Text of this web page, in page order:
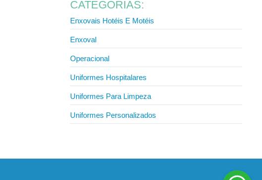
CATEGORIAS:
Enxovais Hotéis E Motéis
Enxoval
Operacional
Uniformes Hospitalares
Uniformes Para Limpeza
Uniformes Personalizados